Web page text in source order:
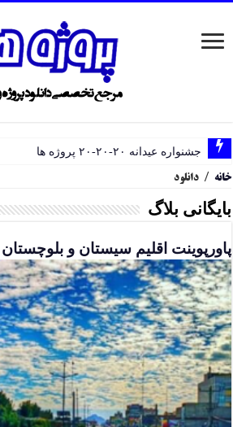
جشنواره عیدانه ۲۰-۲۰-۲۰ پروژه ها
خانه / دانلود
بایگانی بلاگ
پاورپوینت اقلیم سیستان و بلوچستان